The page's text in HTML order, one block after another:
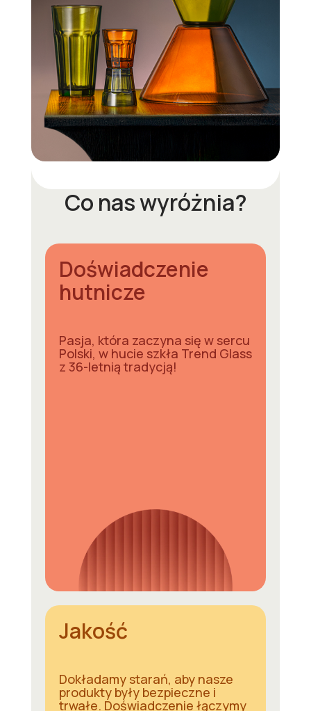
Co nas wyróżnia?
Doświadczenie
hutnicze
Pasja, która zaczyna się w sercu
Polski, w hucie szkła Trend Glass
z 36-letnią tradycją!
Jakość
Dokładamy starań, aby nasze
produkty były bezpieczne i
trwałe. Doświadczenie łączymy